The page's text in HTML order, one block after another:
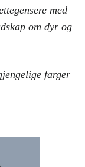
med
om dyr og
farger